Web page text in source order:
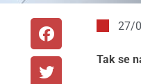
27/
Tak se